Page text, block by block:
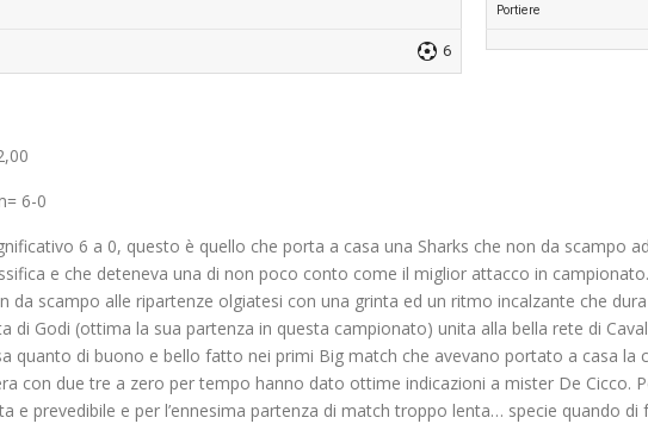
6
Portiere
6-0
6 a 0, questo è quello che porta a casa una Sharks che non da scampo
e che deteneva una di non poco conto come il miglior attacco in
da scampo alle ripartenze olgiatesi con una grinta ed un ritmo incalzante che
Godi (ottima la sua partenza in questa campionato) unita alla bella rete di
quanto di buono e bello fatto nei primi Big match che avevano portato a casa la
con due tre a zero per tempo hanno dato ottime indicazioni a mister De
e prevedibile e per l’ennesima partenza di match troppo lenta… specie quando